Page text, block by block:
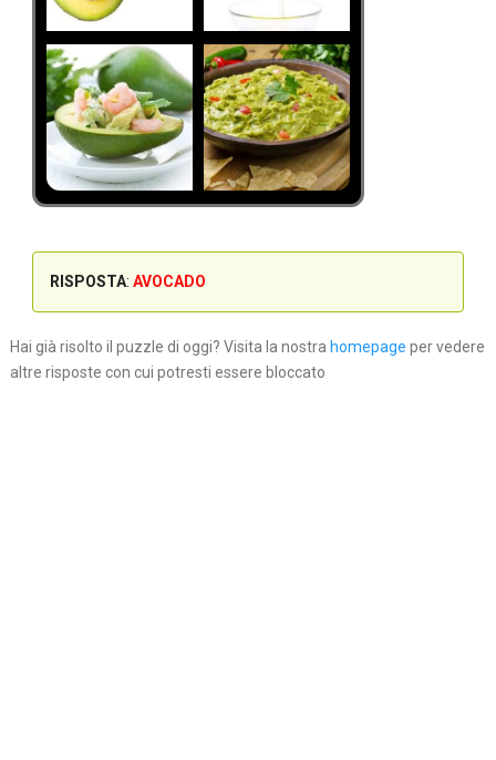
RISPOSTA: AVOCADO
Hai già risolto il puzzle di oggi? Visita la nostra homepage per vedere
altre risposte con cui potresti essere bloccato